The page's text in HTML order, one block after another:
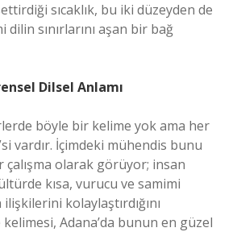
sıcaklık, bu iki düzeyden de
sınırlarını aşan bir bağ
Dilsel Anlamı
böyle bir kelime yok ama her
vardır. İçimdeki mühendis bunu
çalışma olarak görüyor; insan
kısa, vurucu ve samimi
kolaylaştırdığını
Adana’da bunun en güzel